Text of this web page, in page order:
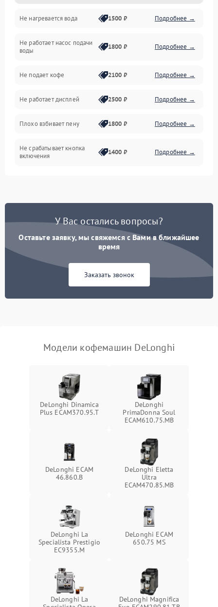
Включение и работа
Проблемы с водой
Проблемы с капучинатором и паром
Управление и электроника
Программное обеспечение
Не нагревается вода 1500 ₽ Подробнее →
Не работает насос подачи
воды
1800 ₽ Подробнее →
Не подает кофе 2100 ₽ Подробнее →
Не работает дисплей 2500 ₽ Подробнее →
Плохо взбивает пену 1800 ₽ Подробнее →
Не срабатывает кнопка
включения
1400 ₽ Подробнее →
Постоянные сбои в работе 1500 ₽ Подробнее →
У Вас остались вопросы?
Оставьте заявку, мы свяжемся с Вами в ближайшее
время
Заказать звонок
Модели кофемашин DeLonghi
DeLonghi Dinamica
Plus ECAM370.95.T
DeLonghi
PrimaDonna Soul
ECAM610.75.MB
DeLonghi ECAM
46.860.B
DeLonghi Eletta
Ultra
ECAM470.85.MB
DeLonghi La
Specialista Prestigio
EC9355.M
DeLonghi ECAM
650.75 MS
DeLonghi La
DeLonghi Magnifica